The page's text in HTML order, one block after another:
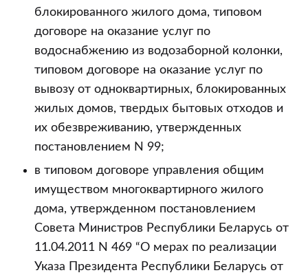
блокированного жилого дома, типовом
договоре на оказание услуг по
водоснабжению из водозаборной колонки,
типовом договоре на оказание услуг по
вывозу от одноквартирных, блокированных
жилых домов, твердых бытовых отходов и
их обезвреживанию, утвержденных
постановлением N 99;
в типовом договоре управления общим
имуществом многоквартирного жилого
дома, утвержденном постановлением
Совета Министров Республики Беларусь от
11.04.2011 N 469 “О мерах по реализации
Указа Президента Республики Беларусь от